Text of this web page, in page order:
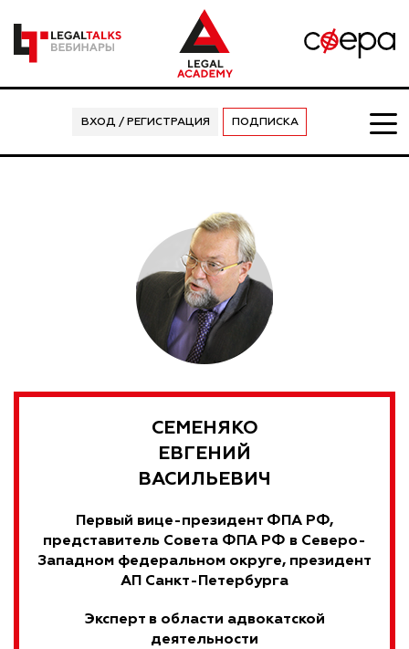
ВХОД / РЕГИСТРАЦИЯ ПОДПИСКА
СЕМЕНЯКО
ЕВГЕНИЙ
ВАСИЛЬЕВИЧ
Первый вице-президент ФПА РФ,
представитель Совета ФПА РФ в Северо-
Западном федеральном округе, президент
АП Санкт-Петербурга
Эксперт в области адвокатской
деятельности